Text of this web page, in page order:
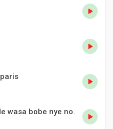
wasa bobe nye no.